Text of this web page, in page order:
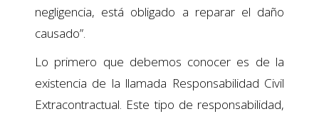
negligencia, está obligado a reparar el daño
causado”.
Lo primero que debemos conocer es de la
existencia de la llamada Responsabilidad Civil
Extracontractual. Este tipo de responsabilidad,